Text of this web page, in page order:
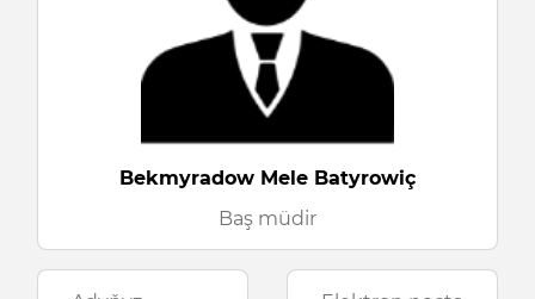
Bekmyradow Mele Batyrowiç
Baş müdir